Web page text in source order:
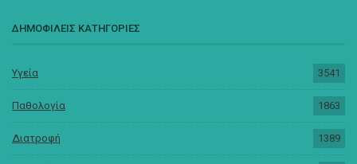
ΔΗΜΟΦΙΛΕΙΣ ΚΑΤΗΓΟΡΙΕΣ
Υγεία 3541
Παθολογία 1863
Διατροφή 1389